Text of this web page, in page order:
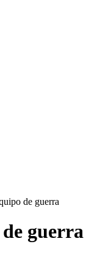
de guerra
guerra